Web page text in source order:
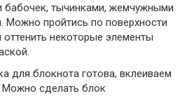
бабочек, тычинками, жемчужными
Можно пройтись по поверхности
оттенить некоторые элементы
для блокнота готова, вклеиваем
Можно сделать блок